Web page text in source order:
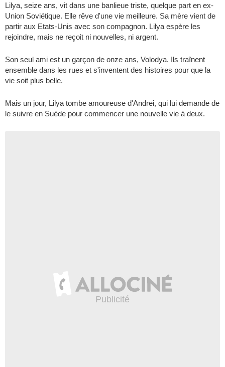
Lilya, seize ans, vit dans une banlieue triste, quelque part en ex-
Union Soviétique. Elle rêve d'une vie meilleure. Sa mère vient de
partir aux Etats-Unis avec son compagnon. Lilya espère les
rejoindre, mais ne reçoit ni nouvelles, ni argent.
Son seul ami est un garçon de onze ans, Volodya. Ils traînent
ensemble dans les rues et s'inventent des histoires pour que la
vie soit plus belle.
Mais un jour, Lilya tombe amoureuse d'Andrei, qui lui demande de
le suivre en Suède pour commencer une nouvelle vie à deux.